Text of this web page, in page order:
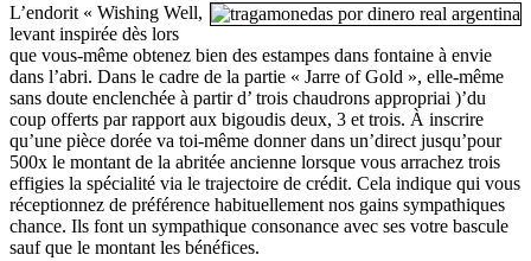
L’endorit « Wishing Well,
levant inspirée dès lors
que vous-même obtenez bien des estampes dans fontaine à envie
dans l’abri. Dans le cadre de la partie « Jarre of Gold », elle-même
sans doute enclenchée à partir d’ trois chaudrons appropriai )’du
coup offerts par rapport aux bigoudis deux, 3 et trois. À inscrire
qu’une pièce dorée va toi-même donner dans un’direct jusqu’pour
500x le montant de la abritée ancienne lorsque vous arrachez trois
effigies la spécialité via le trajectoire de crédit. Cela indique qui vous
réceptionnez de préférence habituellement nos gains sympathiques
chance. Ils font un sympathique consonance avec ses votre bascule
sauf que le montant les bénéfices.